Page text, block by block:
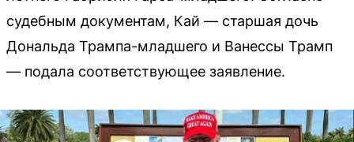
судебным документам, Кай — старшая дочь
Дональда Трампа-младшего и Ванессы Трамп
— подала соответствующее заявление.